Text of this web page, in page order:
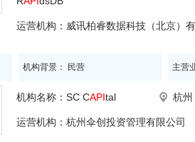
运营机构：威讯柏睿数据科技（北京）
机构背景： 民营 主营
机构名称： SC CAPItal 杭州
运营机构：杭州伞创投资管理有限公司